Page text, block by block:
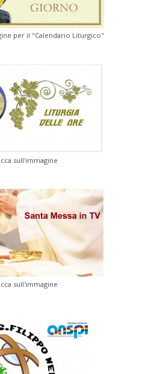
per il "Calendario Liturgico"
sull'immagine
sull'immagine